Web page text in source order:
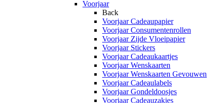
Voorjaar
Back
Voorjaar Cadeaupapier
Voorjaar Consumentenrollen
Voorjaar Zijde Vloeipapier
Voorjaar Stickers
Voorjaar Cadeaukaartjes
Voorjaar Wenskaarten
Voorjaar Wenskaarten Gevouwen
Voorjaar Cadeaulabels
Voorjaar Gondeldoosjes
Voorjaar Cadeauzakjes